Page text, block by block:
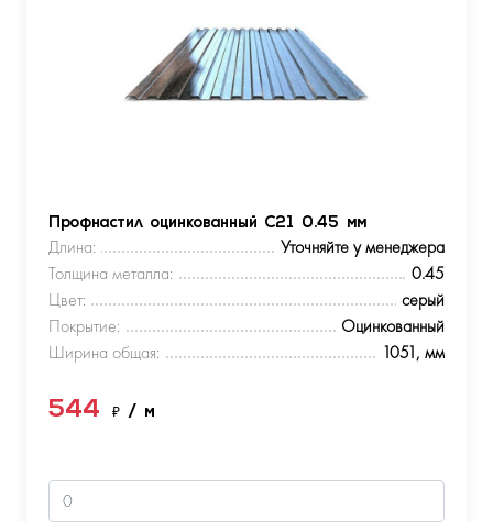
Профнастил оцинкованный С21 0.45 мм
Длина:
Уточняйте у менеджера
Толщина металла:
0.45
Цвет:
серый
Покрытие:
Оцинкованный
Ширина общая:
1051, мм
544 ₽ / м